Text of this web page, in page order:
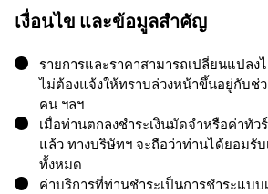
เงื่อนไข และข้อมูลสำคัญ
รายการและราคาสามารถเปลี่ยนแปลง
ไม่ต้องแจ้งให้ทราบล่วงหน้าขึ้นอยู่กับช่ว
คน ฯลฯ
เมื่อท่านตกลงชำระเงินมัดจำหรือค่าทั
แล้ว ทางบริษัทฯ จะถือว่าท่านได้ยอมรั
ทั้งหมด
ค่าบริการที่ท่านชำระเป็นการชำระแบ